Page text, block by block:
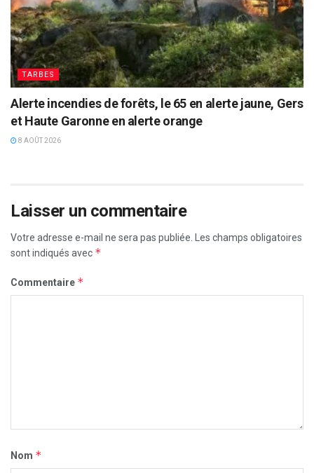
TARBES
Alerte incendies de forêts, le 65 en alerte jaune, Gers
et Haute Garonne en alerte orange
8 AOÛT 2026
Laisser un commentaire
Votre adresse e-mail ne sera pas publiée. Les champs obligatoires
sont indiqués avec *
Commentaire *
Nom *